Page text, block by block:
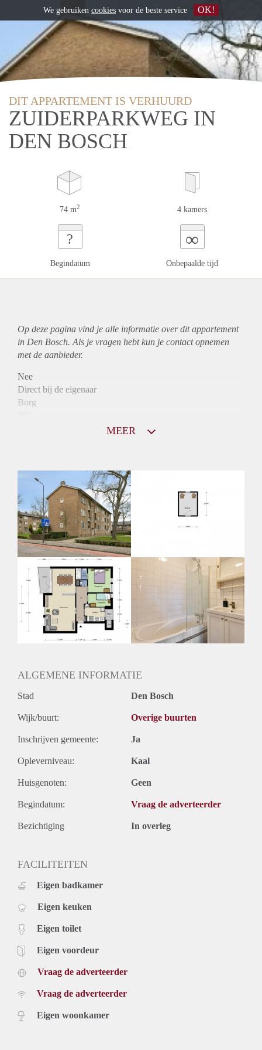
DIT APPARTEMENT IS VERHUURD
ZUIDERPARKWEG IN
DEN BOSCH
74 m2 4 kamers
?
Begindatum
∞
Onbepaalde tijd
Op deze pagina vind je alle informatie over ditappartement
in Den Bosch. Als je vragen hebt kun je contact opnemen
met de aanbieder.
Nee
Direct bij de eigenaar
Borg
Inkomen eis
3,3 X Maandhuur Bruto
Huurtermijn
Onbepaalde termijn
Oplevering
Kaal
MEER
ALGEMENE INFORMATIE
Stad Den Bosch
Wijk/buurt: Overige buurten
Inschrijven gemeente: Ja
Opleverniveau: Kaal
Huisgenoten: Geen
Begindatum: Vraag de adverteerder
Bezichtiging In overleg
FACILITEITEN
Eigen badkamer
Eigen keuken
Eigen toilet
Eigen voordeur
Vraag de adverteerder
Vraag de adverteerder
Eigen woonkamer
We gebruiken cookies voor de beste service OK!